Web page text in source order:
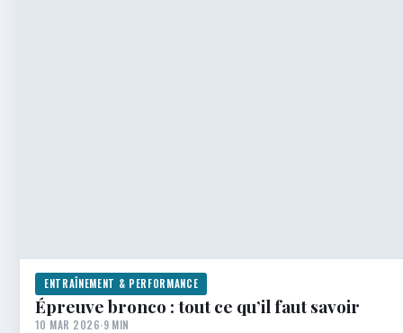
ENTRAÎNEMENT & PERFORMANCE
Épreuve bronco : tout ce qu’il faut savoir
10 MAR 2026·9 MIN